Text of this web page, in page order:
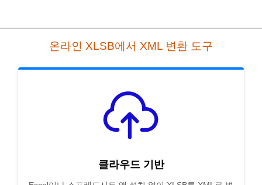
온라인 XLSB에서 XML 변환 도구
클라우드 기반